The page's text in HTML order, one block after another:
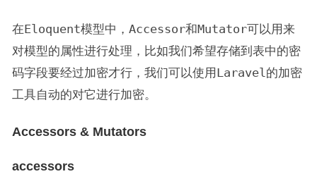
在Eloquent模型中， Accessor和Mutator可以用来
对模型的属性进行处理，比如我们希望存储到表中的密
码字段要经过加密才行，我们可以使用 Laravel 的加密
工具自动的对它进行加密。
Accessors & Mutators
accessors